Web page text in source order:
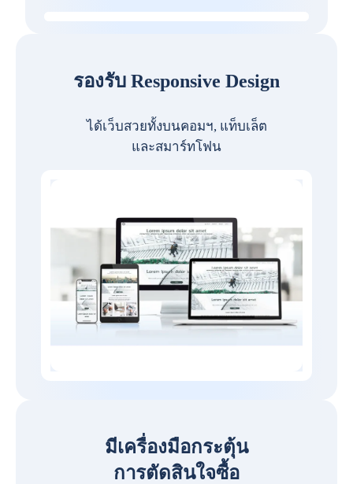
รองรับ Responsive Design
ได้เว็บสวยทั้งบนคอมฯ, แท็บเล็ต
และสมาร์ทโฟน
มีเครื่องมือกระตุ้น
การตัดสินใจซื้อ